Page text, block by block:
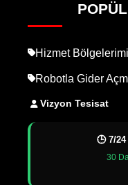
Hizmet
Robotla Gider
Vizyon Tesisat
🕒 7/
30